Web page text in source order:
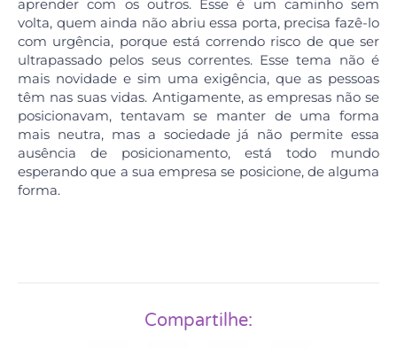
aprender com os outros. Esse é um caminho sem
volta, quem ainda não abriu essa porta, precisa fazê-lo
com urgência, porque está correndo risco de que ser
ultrapassado pelos seus correntes. Esse tema não é
mais novidade e sim uma exigência, que as pessoas
têm nas suas vidas. Antigamente, as empresas não se
posicionavam, tentavam se manter de uma forma
mais neutra, mas a sociedade já não permite essa
ausência de posicionamento, está todo mundo
esperando que a sua empresa se posicione, de alguma
forma.
Compartilhe: